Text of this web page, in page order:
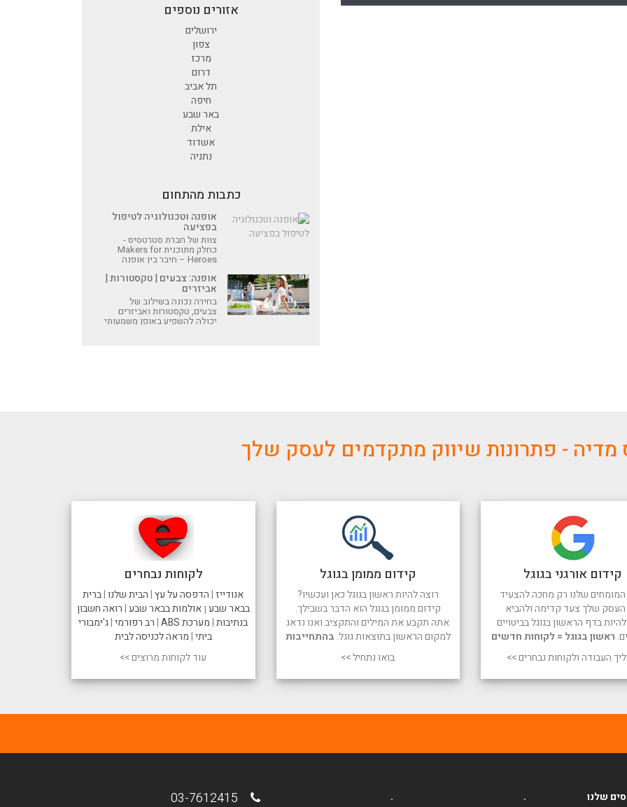
אזורים נוספים
ירושלים
צפון
מרכז
דרום
תל אביב
חיפה
באר שבע
אילת
אשדוד
נתניה
כתבות מהתחום
אופנה וטכנולוגיה לטיפול
בפציעה
צוות של חברת סטרטסיס -
כחלק מתוכנית Makers for
Heroes – חיבר בין אופנה
למורן בראשי, שהייתה כלבנית
בחיל האוויר - ונפצעה במהלך
שירותה הצבאי, פתרון יוצא
דופן לבעיה רפואית
אופנה: צבעים | טקסטורות |
אביזרים
בחירה נכונה בשילוב של
צבעים, טקסטורות ואביזרים
יכולה להשפיע באופן משמעותי
מדיה - פתרונות שיווק מתקדמים לעסק שלך
לקוחות נבחרים
אנודייז |הדפסה על עץ |הבית שלנו|ברית
בבאר שבעןאולמות בבאר שבע|רואה חשבון
בנתיבות|מערכת ABS |רב רפורמי|ג'ימבורי
ביתי|מראה לכניסה לבית
עוד לקוחות מרוצים >>
קידום ממומן בגוגל
רוצה להיות ראשון בגוגל כאן ועכשיו?
קידום ממומן בגוגל הוא הדבר בשבילך.
אתה תקבע את המילים והתקציב ואנו נדאג
למקום הראשון בתוצאות גוגל. בהתחייבות
בואו נתחיל >>
קידום אורגני בגוגל
המומחים שלנו רק מחכה להצעיד
שלך צעד קדימה ולהביא
בדף הראשון בגוגל בביטויים
ראשון בגוגל = לקוחות חדשים
העבודה ולקוחות נבחרים >>
. . שלנו